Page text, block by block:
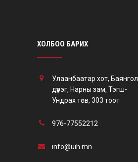
ХОЛБОО БАРИХ
Улаанбаатар хот, Баянгол
дүүрэг, Нарны зам, Тэгш-
Ундрах төв, 303 тоот
976-77552212
info@uih.mn